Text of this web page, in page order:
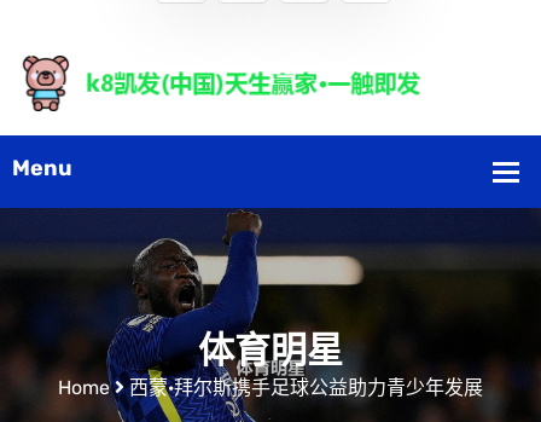
体育明星
Home 西蒙·拜尔斯携手足球公益助力青少年发展